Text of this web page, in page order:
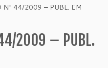
Nº 44/2009 – PUBL. EM
44/2009 – PUBL.